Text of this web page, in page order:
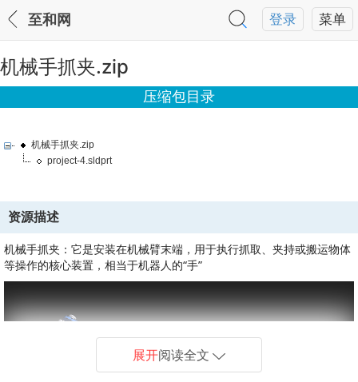
菜单
登录
至和网
机械手抓夹.zip
压缩包目录
机械手抓夹.zip
project-4.sldprt
资源描述
机械手抓夹：它是安装在机械臂末端，用于执行抓取、夹持或搬运物体
等操作的核心装置，相当于机器人的“手”
展开阅读全文